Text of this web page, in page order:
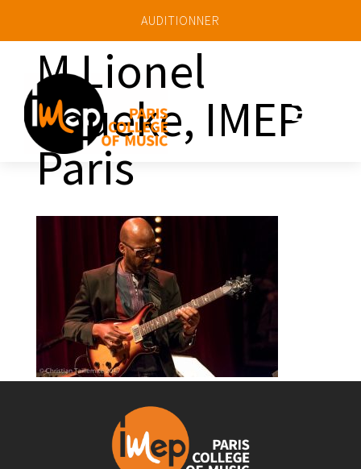
a
AUDITIONNER
M Lionel
Loueke, IMEP
Paris